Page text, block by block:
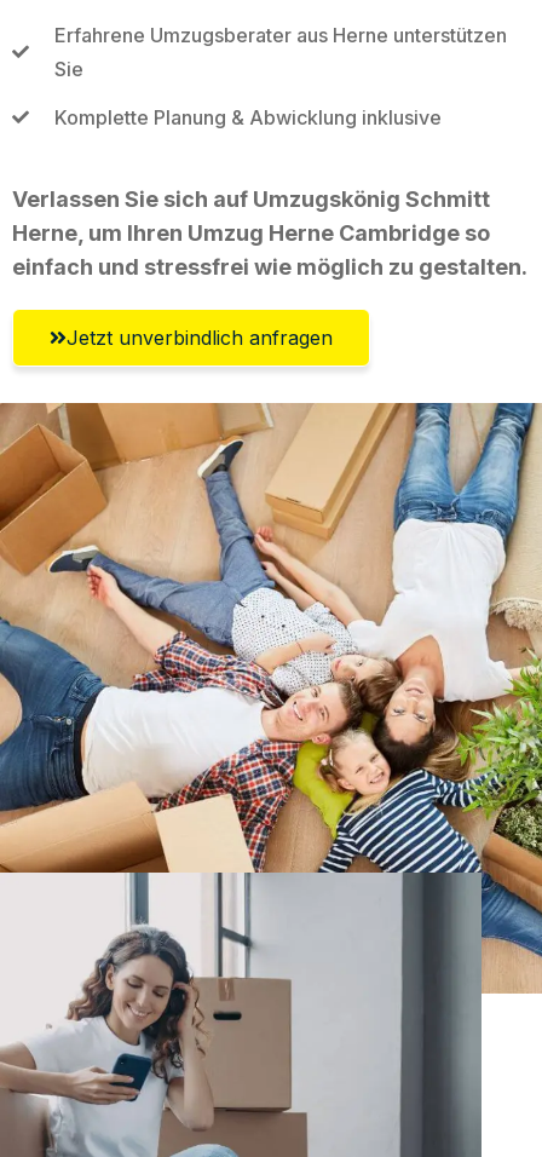
Erfahrene Umzugsberater aus Herne unterstützen
Sie
Komplette Planung & Abwicklung inklusive
Verlassen Sie sich auf Umzugskönig Schmitt
Herne, um Ihren Umzug Herne Cambridge so
einfach und stressfrei wie möglich zu gestalten.
Jetzt unverbindlich anfragen